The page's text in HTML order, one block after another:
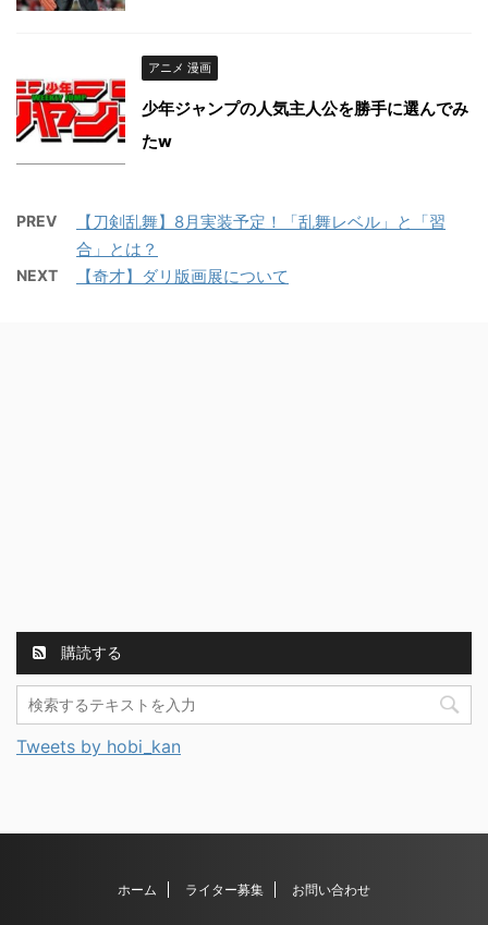
アニメ 漫画
少年ジャンプの人気主人公を勝手に選んでみ
たw
PREV
【刀剣乱舞】8月実装予定！「乱舞レベル」と「習
合」とは？
NEXT 【奇才】ダリ版画展について
購読する
Tweets by hobi_kan
ホーム ライター募集 お問い合わせ